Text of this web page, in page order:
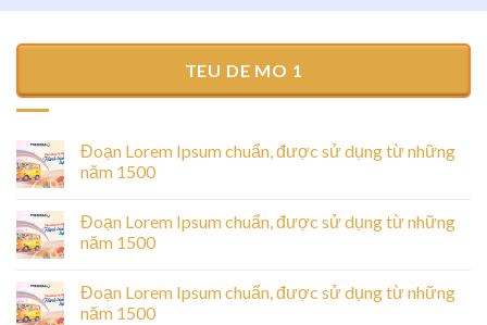
TEU DE MO 1
Đoạn Lorem Ipsum chuẩn, được sử dụng từ những
năm 1500
Đoạn Lorem Ipsum chuẩn, được sử dụng từ những
năm 1500
Đoạn Lorem Ipsum chuẩn, được sử dụng từ những
năm 1500